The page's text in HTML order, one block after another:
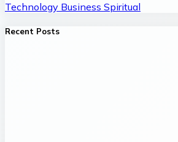
Technology Business Spiritual
Recent Posts